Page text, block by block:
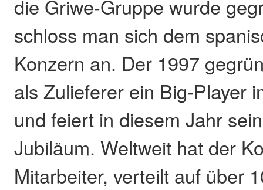
die Griwe-Gruppe wurde
schloss man sich dem
Konzern an. Der 1997
als Zulieferer ein Big-Player
und feiert in diesem Jahr
Jubiläum. Weltweit hat der
Mitarbeiter, verteilt auf über